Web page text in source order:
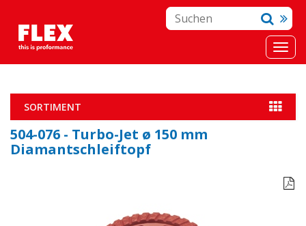
SORTIMENT
504-076 - Turbo-Jet ø 150 mm
Diamantschleiftopf
